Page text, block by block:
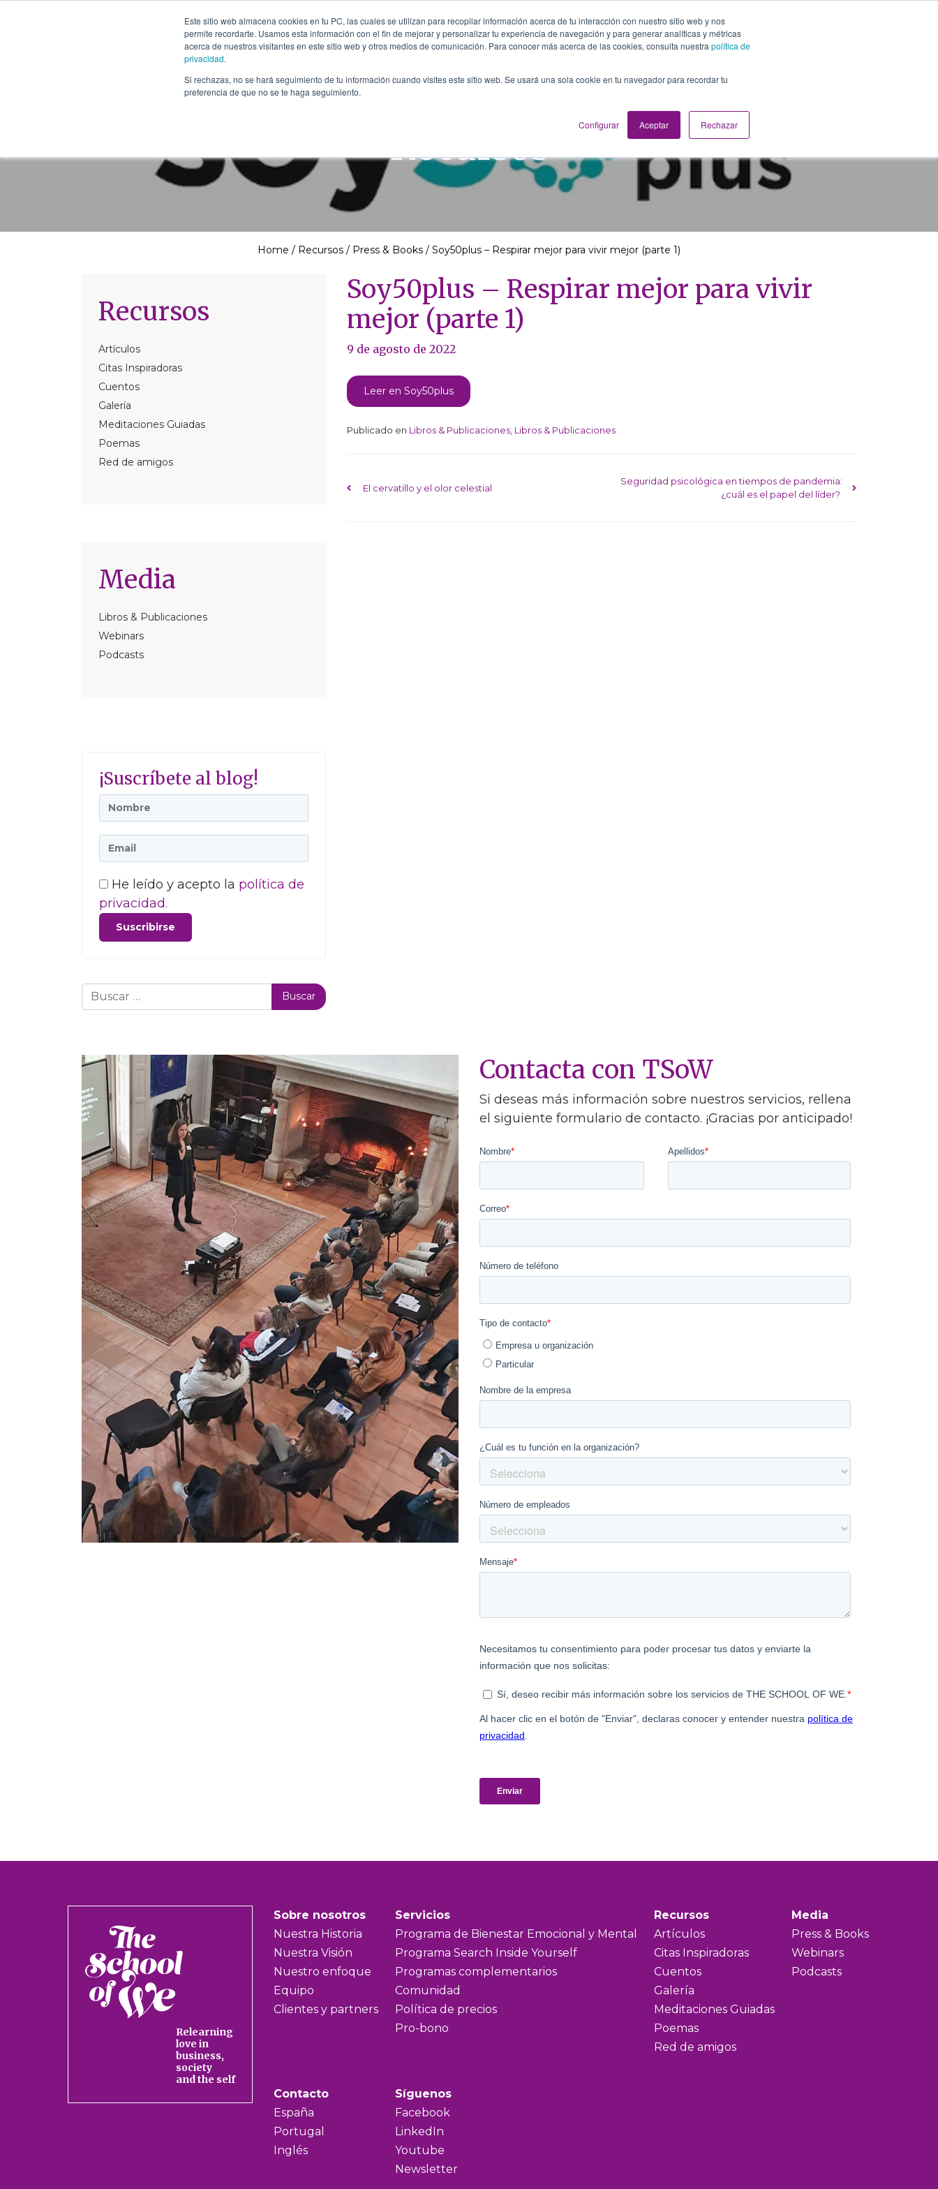
Este sitio web almacena cookies en tu PC, las cuales se utilizan para recopilar información acerca de tu interacción con nuestro sitio web y nos
permite recordarte. Usamos esta información con el fin de mejorar y personalizar tu experiencia de navegación y para generar analíticas y métricas
acerca de nuestros visitantes en este sitio web y otros medios de comunicación. Para conocer más acerca de las cookies, consulta nuestra política de
privacidad.
Si rechazas, no se hará seguimiento de tu información cuando visites este sitio web. Se usará una sola cookie en tu navegador para recordar tu
preferencia de que no se te haga seguimiento.
Configurar Aceptar Rechazar
Main Navigation
The School of We
Relearning love
in business, society
and the self
Sobre nosotros Servicios Recursos Media Contáctenos
Recursos
Home / Recursos / Press & Books / Soy50plus – Respirar mejor para vivir mejor (parte 1)
Recursos
Artículos
Citas Inspiradoras
Cuentos
Galería
Meditaciones Guiadas
Poemas
Red de amigos
Media
Libros & Publicaciones
Webinars
Podcasts
¡Suscríbete al blog!
He leído y acepto la política de
privacidad.
Buscar
Soy50plus – Respirar mejor para vivir
mejor (parte 1)
9 de agosto de 2022
Leer en Soy50plus
Publicado en Libros & Publicaciones, Libros & Publicaciones
Navegación de entradas
El cervatillo y el olor celestial
Seguridad psicológica en tiempos de pandemia:
¿cuál es el papel del líder?
Contacta con TSoW
Si deseas más información sobre nuestros servicios, rellena
el siguiente formulario de contacto. ¡Gracias por anticipado!
School
of
We
Relearning
love in
business,
society
and the self
Sobre nosotros
Nuestra Historia
Nuestra Visión
Nuestro enfoque
Equipo
Clientes y partners
Servicios
Programa de Bienestar Emocional y Mental
Programa Search Inside Yourself
Programas complementarios
Comunidad
Política de precios
Pro-bono
Recursos
Artículos
Citas Inspiradoras
Cuentos
Galería
Meditaciones Guiadas
Poemas
Red de amigos
Media
Press & Books
Webinars
Podcasts
Contacto
España
Portugal
Inglés
Síguenos
Facebook
LinkedIn
Youtube
Newsletter